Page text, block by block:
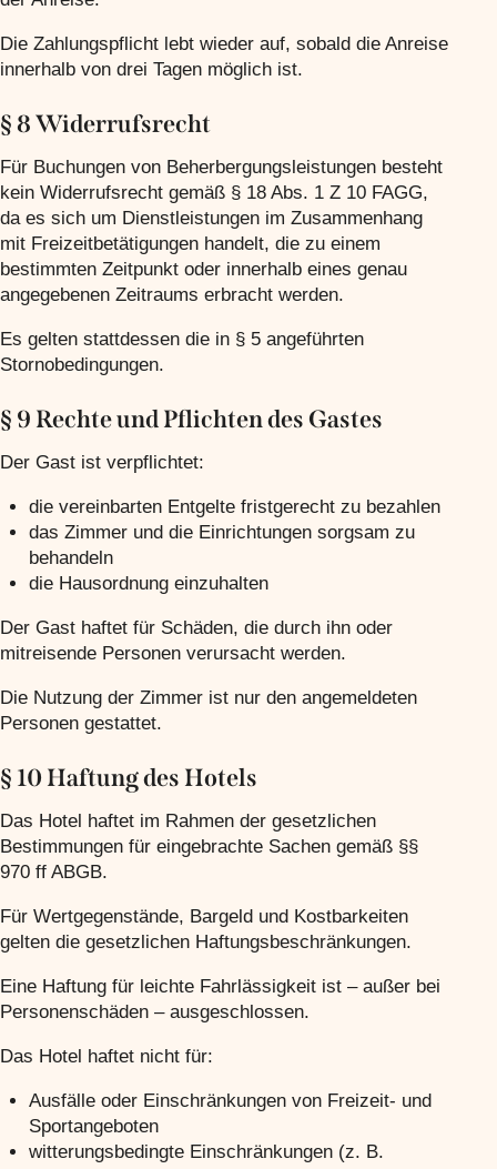
Die Zahlungspflicht lebt wieder auf, sobald die Anreise
innerhalb von drei Tagen möglich ist.
§ 8 Widerrufsrecht
Für Buchungen von Beherbergungsleistungen besteht
kein Widerrufsrecht gemäß § 18 Abs. 1 Z 10 FAGG,
da es sich um Dienstleistungen im Zusammenhang
mit Freizeitbetätigungen handelt, die zu einem
bestimmten Zeitpunkt oder innerhalb eines genau
angegebenen Zeitraums erbracht werden.
Es gelten stattdessen die in § 5 angeführten
Stornobedingungen.
§ 9 Rechte und Pflichten des Gastes
Der Gast ist verpflichtet:
die vereinbarten Entgelte fristgerecht zu bezahlen
das Zimmer und die Einrichtungen sorgsam zu
behandeln
die Hausordnung einzuhalten
Der Gast haftet für Schäden, die durch ihn oder
mitreisende Personen verursacht werden.
Die Nutzung der Zimmer ist nur den angemeldeten
Personen gestattet.
§ 10 Haftung des Hotels
Das Hotel haftet im Rahmen der gesetzlichen
Bestimmungen für eingebrachte Sachen gemäß §§
970 ff ABGB.
Für Wertgegenstände, Bargeld und Kostbarkeiten
gelten die gesetzlichen Haftungsbeschränkungen.
Eine Haftung für leichte Fahrlässigkeit ist – außer bei
Personenschäden – ausgeschlossen.
Das Hotel haftet nicht für:
Ausfälle oder Einschränkungen von Freizeit- und
Sportangeboten
witterungsbedingte Einschränkungen (z. B.